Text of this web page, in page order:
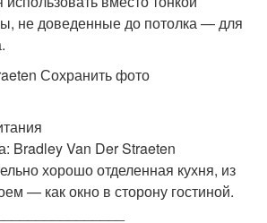
не доведенные до потолка — для
Сохранить фото
Bradley Van Der Straeten
хорошо отделенная кухня, из
— как окно в сторону гостиной.